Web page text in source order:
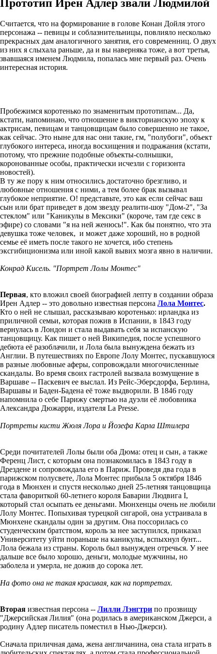
Прототип Ирен Адлер звали Людмилой
Считается, что на формирование в голове Конан Дойля этого
персонажа -- певицы и соблазнительницы, повлияло несколько
прекрасных дам аналогичного занятия, его современниц. О двух
из них я слыхала раньше, да и вы наверняка тоже, а вот третья,
звавшаяся именем Людмила, попалась мне первый раз. Очень
интересная история.
Пробежимся коротенько по знаменитым прототипам... Да,
кстати, напоминаю, что отношение в викторианскую эпоху к
актрисам, певицам и танцовщицам было совершенно не такое,
как сейчас. Это ныне для нас они такие, гм, "полубоги", объект
глубокого интереса, иногда восхищения и подражания (кстати,
потому, что прежние подобные объекты-солнышки,
коронованные особы, практически исчезли с горизонта
новостей).
В ту же пору к ним относились достаточно брезгливо, и
любовные отношения с ними, а тем более брак вызывал
глубокое неприятие. О! представьте, это как если сейчас ваш
сын или брат приведет в дом звезду реалити-шоу "Дом-2", "За
стеклом" или "Каникулы в Мексики" (короче, там где секс в
эфире) со словами "я на ней женюсь!". Как бы понятно, что эта
девушка тоже человек, и может даже хороший, но в родной
семье её иметь после такого не хочется, ибо степень
эксгибиционизма или иной какой вывих мозга явно в наличии.
Конрад Кисель. "Портрет Лолы Монтес"
Первая, кто вложил своей биографией лепту в создании образа
Ирен Адлер -- это довольно известная персона Лола Монтес.
Кто о ней не слышал, рассказываю коротенько: ирландка из
приличной семьи, которая пожив в Испании, в 1843 году
вернулась в Лондон и стала выдавать себя за испанскую
танцовщицу. Как пишет о ней Википедия, после успешного
дебюта её разоблачили, и Лола была вынуждена бежать из
Англии. В путешествиях по Европе Лолу Монтес, пускавшуюся
в разные любовные аферы, сопровождали многочисленные
скандалы. Во время своих гастролей вызвала возмущение в
Варшаве -- Паскевич ее выслал. Из Рейс-Эберсдорфа, Берлина,
Варшавы и Баден-Бадена её тоже выдворили. В 1846 году
напомнила о себе Парижу смертью на дуэли её любовника
Александра Дюжарри, издателя La Presse.
Портреты кисти Жюля Лора и Йозефа Карла Штилера
Среди почитателей Лолы были оба Дюма: отец и сын, а также
Ференц Лист, с которым она познакомилась в 1843 году в
Дрездене и сопровождала его в Париж. Проведя два года в
парижском полусвете, Лола Монтес прибыла 5 октября 1846
года в Мюнхен и спустя несколько дней 25-летняя танцовщица
стала фавориткой 60-летнего короля Баварии Людвига I,
который стал осыпать ее деньгами. Мюнхенцы очень не любили
Лолу Монтес. Попыхивая турецкой сигарой, она устраивала в
Мюнхене скандалы один за другим. Она поссорилась со
студенческим братством, король за нее заступился, приказал
Университету уйти пораньше на каникулы, вспыхнул бунт...
Лола бежала из страны. Король был вынужден отречься. У нее
дальше все было хорошо, деньги, молодые мужчины, но
заболела и умерла, не дожив до сорока лет.
На фото она не такая красивая, как на портретах.
Вторая известная персона -- Лилли Лэнгтри по прозвищу
"Джерсийская Лилия" (она родилась в американском Джерси, а
родину Адлер писатель поместил в Нью-Джерси).
Сначала приличная дама, жена англичанина, она стала играть в